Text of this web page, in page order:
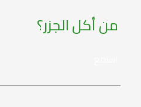
من أكل الجزر؟